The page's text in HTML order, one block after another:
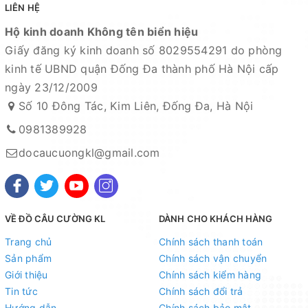
vụ khách hàng tốt nhất
Fanpage :Đồ câu Cường KL
Facebook: Nguyễn AnhoặcCường KL Đồ câu
Kênh Thương mại điện tử
- Shopee:
https://shopee.vn/docaucuongkl
- Sendo:https://www.sendo.vn/shop/do-cau-cuong-kl
- Lazada:https://www.lazada.vn/shop/do-cau-cuong-
kl"
- Zalo OA: https://zalo.me/4190676579548541614
Địa chỉ cửa hàng : Số 10 Đông Tác, Kim Liên, Đống Đa,
Hà Nội
Xem bản đồ chỉ dẫn đường đi
Chuyên sỉ lẻ toàn quốc - Giao hàng toàn quốc - Nhận
LIÊN HỆ
Hộ kinh doanh Không tên biển hiệu
Giấy đăng ký kinh doanh số 8029554291 do phòng
kinh tế UBND quận Đống Đa thành phố Hà Nội cấp
ngày 23/12/2009
Số 10 Đông Tác, Kim Liên, Đống Đa, Hà Nội
0981389928
docaucuongkl@gmail.com
VỀ ĐỒ CÂU CƯỜNG KL
Trang chủ
Sản phẩm
Giới thiệu
Tin tức
DÀNH CHO KHÁCH HÀNG
Chính sách thanh toán
Chính sách vận chuyển
Chính sách kiểm hàng
Chính sách đổi trả